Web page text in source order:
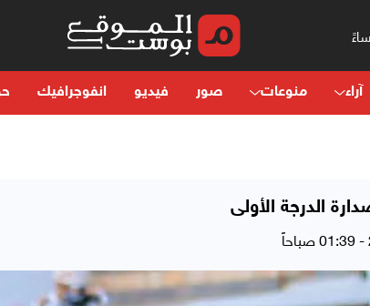
آراء منوعات صور فيديو انفوجرافيك
الدرجة الأولى